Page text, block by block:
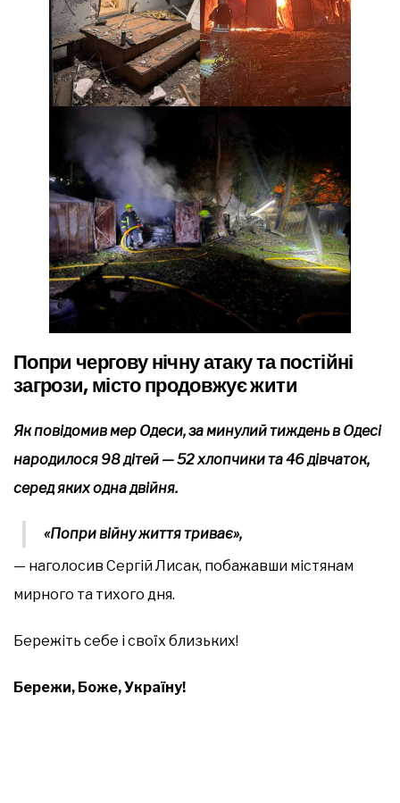
Попри чергову нічну атаку та постійні
загрози, місто продовжує жити
Як повідомив мер Одеси, за минулий тиждень в Одесі
народилося 98 дітей — 52 хлопчики та 46 дівчаток,
серед яких одна двійня.
«Попри війну життя триває»,
— наголосив Сергій Лисак, побажавши містянам
мирного та тихого дня.
Бережіть себе і своїх близьких!
Бережи, Боже, Україну!